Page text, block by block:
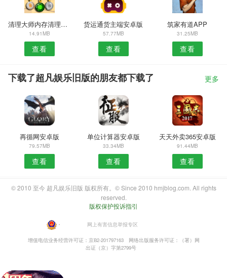
清理大师内存清理APP
14.91MB
查看
货运通货主端安卓版
57.77MB
查看
筑家有道APP
31.25MB
查看
下载了超凡娱乐旧版的朋友都下载了 更多
再循网安卓版
79.57MB
查看
单位计算器安卓版
33.34MB
查看
天天外卖365安卓版
91.44MB
查看
© 2010 至今 超凡娱乐旧版 版权所有。© Since 2010 hmjblog.com. All rights
reserved.
版权保护投诉指引
・ 网上有害信息举报专区
增值电信业务经营许可证：京B2-201797163
网络出版服务许可证：（署）网
出证（京）字第2799号